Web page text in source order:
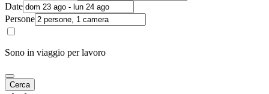
Date
Persone
Sono in viaggio per lavoro
Cerca